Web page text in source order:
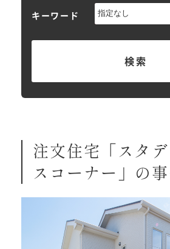
キーワード
検索
注文住宅「スタ
スコーナー」の事